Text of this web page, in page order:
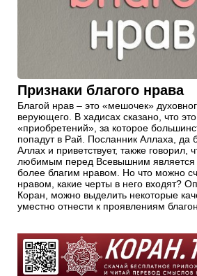
Признаки благого нрава
Благой нрав – это «мешочек»
верующего. В хадисах сказано, что
«приобретений», за которое
попадут в Рай. Посланник Аллаха, да
Аллах и приветствует, также говорил,
любимым перед Всевышним является
более благим нравом. Но что можно
нравом, какие черты в него входят?
Коран, можно выделить некоторые
уместно отнести к проявлениям